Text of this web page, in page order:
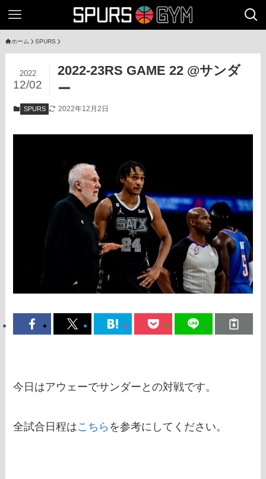
ホーム SPURS
2022-23RS GAME 22 @サンダ
ー
2022
12/02
SPURS 2022年12月2日
今日はアウェーでサンダーとの対戦です。
全試合日程はこちら を参考にしてください。